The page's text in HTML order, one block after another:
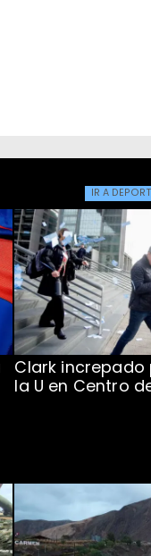
IR A
Clark
la U en Centro